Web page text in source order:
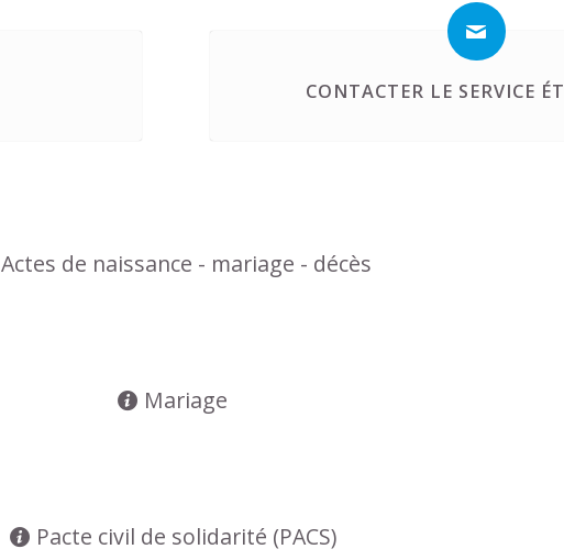
CONTACTER LE SERVICE
Actes de naissance - mariage - décès
Mariage
Pacte civil de solidarité (PACS)